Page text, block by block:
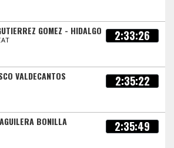
GOMEZ - HIDALGO 2:33:26
VALDECANTOS 2:35:22
BONILLA 2:35:49